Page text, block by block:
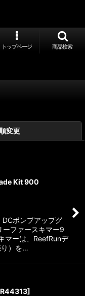
トップページ 商品検索
変更
Kit 900
ポンプアップグ
ーファースキマー9
マーは、ReefRunデ
り）を…
R44313]